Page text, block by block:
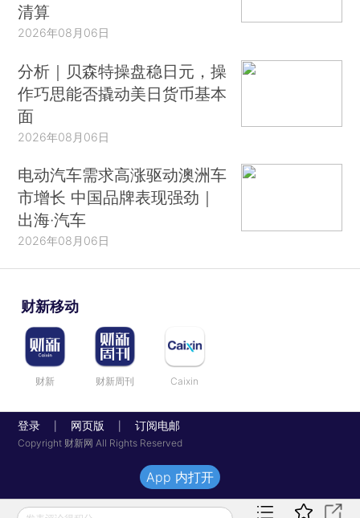
清算
2026年08月06日
分析｜贝森特操盘稳日元，操
作巧思能否撬动美日货币基本
面
2026年08月06日
电动汽车需求高涨驱动澳洲车
市增长 中国品牌表现强劲｜
出海·汽车
2026年08月06日
财新移动
财新 财新周刊 Caixin
登录 网页版 订阅电邮
Copyright 财新网 All Rights Reserved
App 内打开